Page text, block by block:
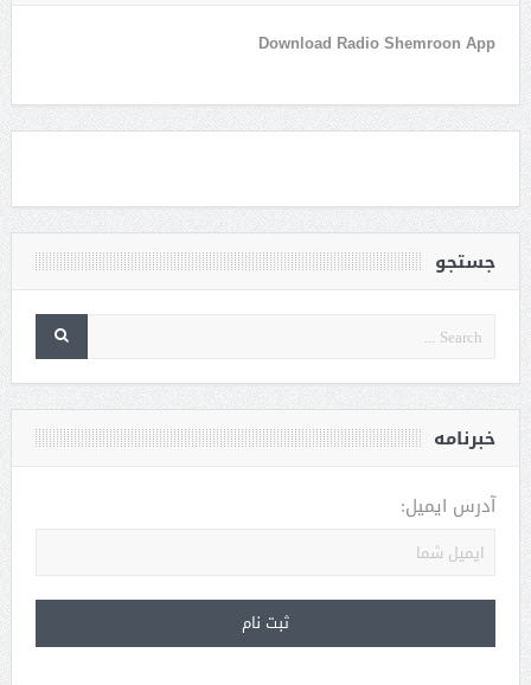
Download Radio Shemroon App
جستجو
خبرنامه
آدرس ایمیل: